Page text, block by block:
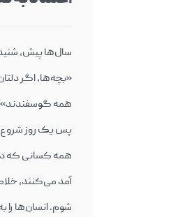
سال‌ها پیش،
«بچه‌ها، اگر
همه گوسفندند»!
پس یک روز شروع
آمد می‌کنند،
شوم. انسان‌ها را